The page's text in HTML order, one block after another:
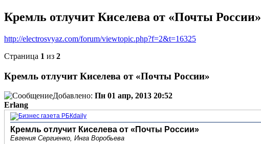
Кремль отлучит Киселева от «Почты России»
http://electrosvyaz.com/forum/viewtopic.php?f=2&t=16325
Страница 1 из 2
Кремль отлучит Киселева от «Почты России»
Добавлено: Пн 01 апр, 2013 20:52
Erlang
Кремль отлучит Киселева от «Почты России»
Евгения Сергиенко, Инга Воробьева